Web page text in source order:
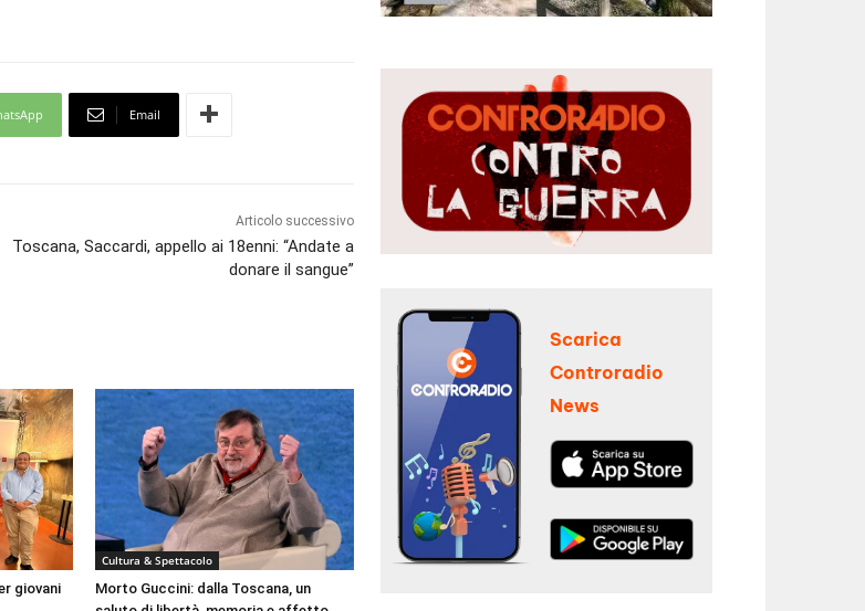
s
u
e
r
a
u
m
e
n
Email
Articolo successivo
Toscana, Saccardi, appello ai 18enni: “Andate a
donare il sangue”
giovani
Cultura & Spettacolo
Morto Guccini: dalla Toscana, un
Scarica
Controradio
News